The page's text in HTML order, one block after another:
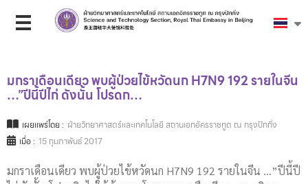
มกราเดือนเดียว พบผู้ป่วยไข้หวัดนก H7N9 192 รายในจีน
…”ปีนี้ปีไก่ ดังนั้น โปรดก…
เผยแพร่โดย : ฝ่ายวิทยาศาสตร์และเทคโนโลยี สถานเอกอัครราชทูต ณ กรุงปักกิ่ง
เมื่อ : 15 กุมภาพันธ์ 2017
มกราเดือนเดียว พบผู้ป่วยไข้หวัดนก H7N9 192 รายในจีน …”ปีนี้ปี